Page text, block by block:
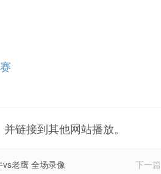
链接到其他网站播放。
老鹰 全场录像 下一篇